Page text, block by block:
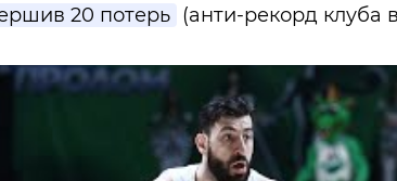
20 потерь (анти-рекорд клуба